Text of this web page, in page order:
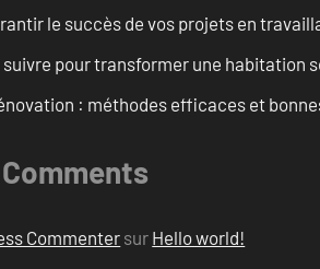
le succès de vos projets en
suivre pour transformer une habitation
: méthodes efficaces et
Commenter sur Hello world!